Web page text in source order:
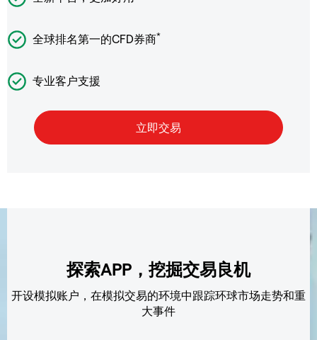
全球排名第一的CFD券商*
专业客户支援
探索APP，挖掘交易良机
开设模拟账户，在模拟交易的环境中跟踪环球市场走势和重
大事件